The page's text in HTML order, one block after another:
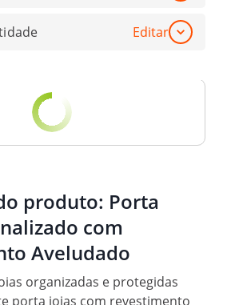
Editar
produto: Porta
com
Aveludado
organizadas e protegidas
porta joias com revestimento